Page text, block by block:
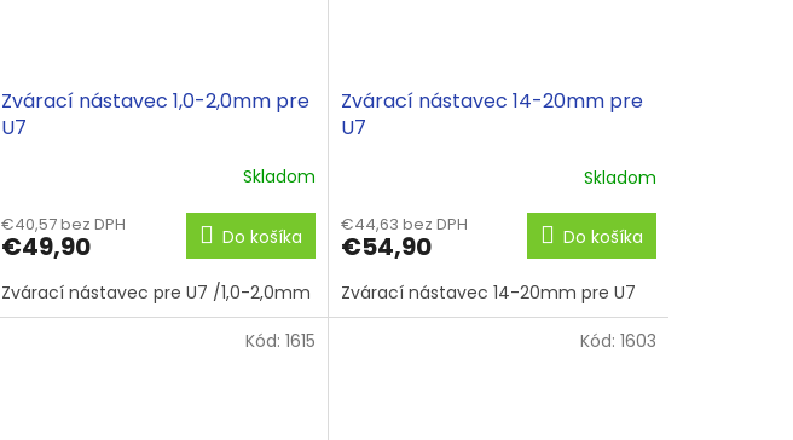
Zvárací nástavec 1,0-2,0mm pre
U7
Skladom
€40,57 bez DPH
€49,90 Do košíka
Zvárací nástavec pre U7 /1,0-2,0mm
Zvárací nástavec 14-20mm pre
U7
Skladom
€44,63 bez DPH
€54,90 Do košíka
Zvárací nástavec 14-20mm pre U7
Kód: 1615 Kód: 1603